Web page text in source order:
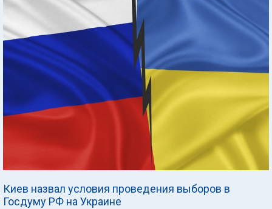
Киев назвал условия проведения выборов в
Госдуму РФ на Украине